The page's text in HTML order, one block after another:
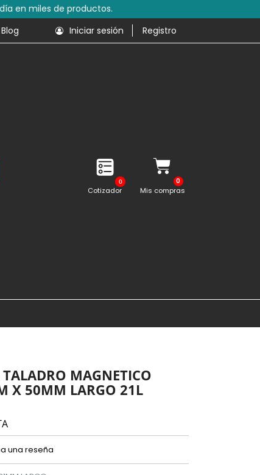
productos.
Blog Iniciar sesión Registro
0
Cotizador Mis compras
MAGNETICO
X 50MM LARGO 21L
una reseña